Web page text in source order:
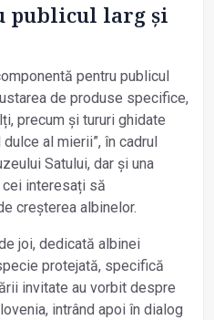
publicul larg și
pentru publicul
de produse specifice,
precum și tururi ghidate
al mierii”, în cadrul
Satului, dar și una
interesați să
creșterea albinelor.
joi, dedicată albinei
protejată, specifică
invitate au vorbit despre
intrând apoi în dialog